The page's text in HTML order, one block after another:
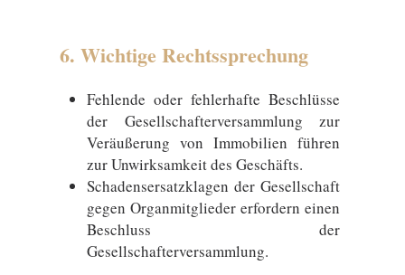
6. Wichtige Rechtssprechung
Fehlende oder fehlerhafte Beschlüsse
der Gesellschafterversammlung zur
Veräußerung von Immobilien führen
zur Unwirksamkeit des Geschäfts.
Schadensersatzklagen der Gesellschaft
gegen Organmitglieder erfordern einen
Beschluss der
Gesellschafterversammlung.